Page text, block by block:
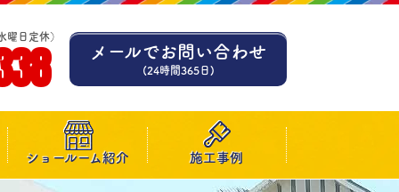
曜日定休）
メールでお問い合わせ
(24時間365日)
ショールーム紹介 施工事例